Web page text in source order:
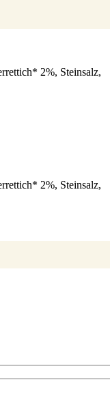
2%, Steinsalz,
2%, Steinsalz,